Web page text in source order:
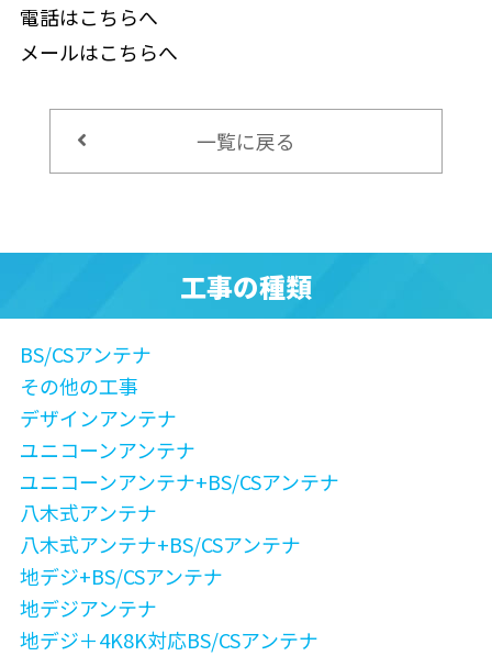
電話はこちらへ
メールはこちらへ
一覧に戻る
工事の種類
BS/CSアンテナ
その他の工事
デザインアンテナ
ユニコーンアンテナ
ユニコーンアンテナ+BS/CSアンテナ
八木式アンテナ
八木式アンテナ+BS/CSアンテナ
地デジ+BS/CSアンテナ
地デジアンテナ
地デジ＋4K8K対応BS/CSアンテナ